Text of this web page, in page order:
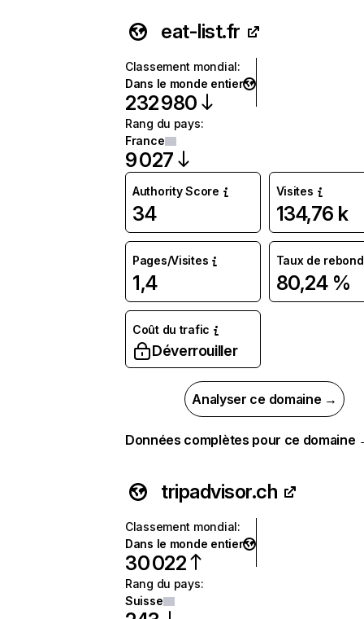
eat-list.fr
Classement mondial:
Dans le monde entier
232 980
Rang du pays:
France
9 027
Authority Score
34
Visites
134,76 k
Pages/Visites
1,4
Taux de rebond
80,24 %
Coût du trafic
Déverrouiller
Analyser ce domaine →
Données complètes pour ce domaine
tripadvisor.ch
Classement mondial:
Dans le monde entier
30 022
Rang du pays:
Suisse